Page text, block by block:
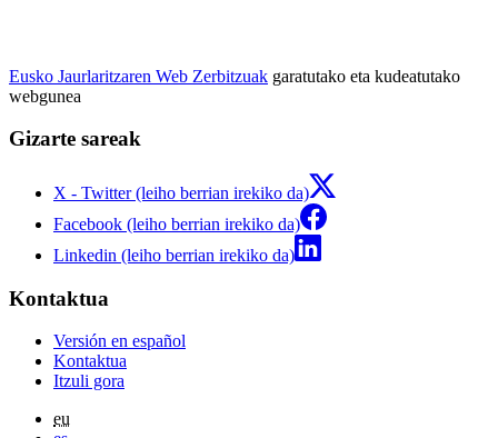
Eusko Jaurlaritzaren Web Zerbitzuak garatutako eta kudeatutako
webgunea
Gizarte sareak
X - Twitter (leiho berrian irekiko da)
Facebook (leiho berrian irekiko da)
Linkedin (leiho berrian irekiko da)
Kontaktua
Versión en español
Kontaktua
Itzuli gora
eu